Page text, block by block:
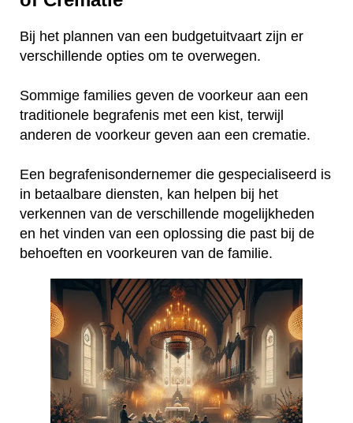
Bij het plannen van een budgetuitvaart zijn er
verschillende opties om te overwegen.
Sommige families geven de voorkeur aan een
traditionele begrafenis met een kist, terwijl
anderen de voorkeur geven aan een crematie.
Een begrafenisondernemer die gespecialiseerd is
in betaalbare diensten, kan helpen bij het
verkennen van de verschillende mogelijkheden
en het vinden van een oplossing die past bij de
behoeften en voorkeuren van de familie.